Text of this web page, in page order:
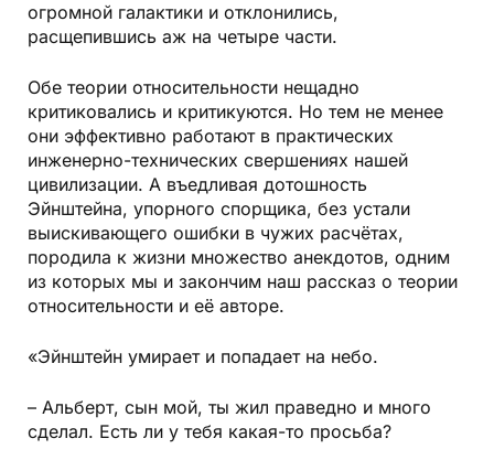
огромной галактики и отклонились,
расщепившись аж на четыре части.
Обе теории относительности нещадно
критиковались и критикуются. Но тем не менее
они эффективно работают в практических
инженерно-технических свершениях нашей
цивилизации. А въедливая дотошность
Эйнштейна, упорного спорщика, без устали
выискивающего ошибки в чужих расчётах,
породила к жизни множество анекдотов, одним
из которых мы и закончим наш рассказ о теории
относительности и её авторе.
«Эйнштейн умирает и попадает на небо.
– Альберт, сын мой, ты жил праведно и много
сделал. Есть ли у тебя какая-то просьба?